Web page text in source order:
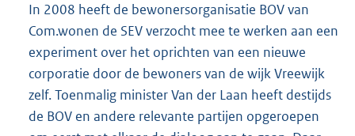
In 2008 heeft de bewonersorganisatie BOV van
Com.wonen de SEV verzocht mee te werken aan een
experiment over het oprichten van een nieuwe
corporatie door de bewoners van de wijk Vreewijk
zelf. Toenmalig minister Van der Laan heeft destijds
de BOV en andere relevante partijen opgeroepen